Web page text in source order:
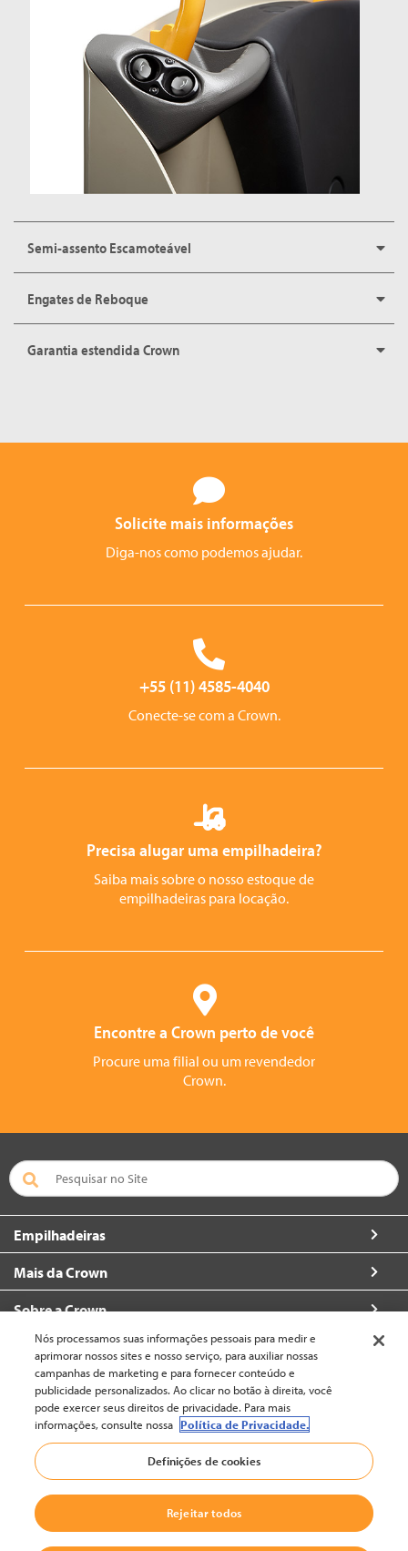
Semi-assento Escamoteável
Engates de Reboque
Garantia estendida Crown
Solicite mais informações
Diga-nos como podemos ajudar.
+55 (11) 4585-4040
Conecte-se com a Crown.
Precisa alugar uma empilhadeira?
Saiba mais sobre o nosso estoque de
empilhadeiras para locação.
Encontre a Crown perto de você
Procure uma filial ou um revendedor
Crown.
Empilhadeiras
Mais da Crown
Sobre a Crown
Contacte
Brasil (alterar)
Voltar ao topo
© 2002-2026 Crown Equipment Corporation
Nós processamos suas informações pessoais para medir e
aprimorar nossos sites e nosso serviço, para auxiliar nossas
campanhas de marketing e para fornecer conteúdo e
publicidade personalizados. Ao clicar no botão à direita, você
pode exercer seus direitos de privacidade. Para mais
informações, consulte nossa Política de Privacidade.
Definições de cookies
Rejeitar todos